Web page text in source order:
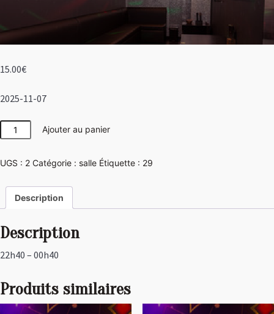
15.00€
2025-11-07
quantité
de
Ajouter au panier
UGS : 2 Catégorie : salle Étiquette : 29
Description
Description
22h40 – 00h40
Produits similaires